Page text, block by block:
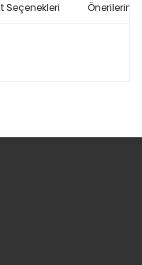
Seçenekleri Önerileriniz
bulunuyor.
pahalı.